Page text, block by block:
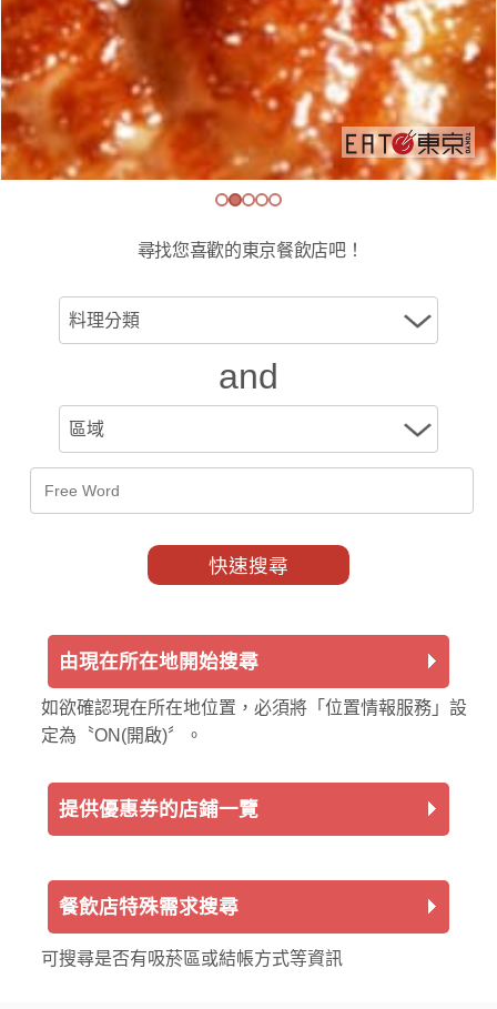
尋找您喜歡的東京餐飲店吧！
and
由現在所在地開始搜尋
如欲確認現在所在地位置，必須將「位置情報服務」設
定為〝ON(開啟)〞。
提供優惠券的店鋪一覽
餐飲店特殊需求搜尋
可搜尋是否有吸菸區或結帳方式等資訊